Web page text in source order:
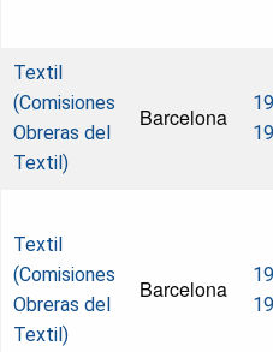
Textil
(Comisiones
Obreras del
Textil)
Barcelona
Textil
(Comisiones
Obreras del
Textil)
Barcelona